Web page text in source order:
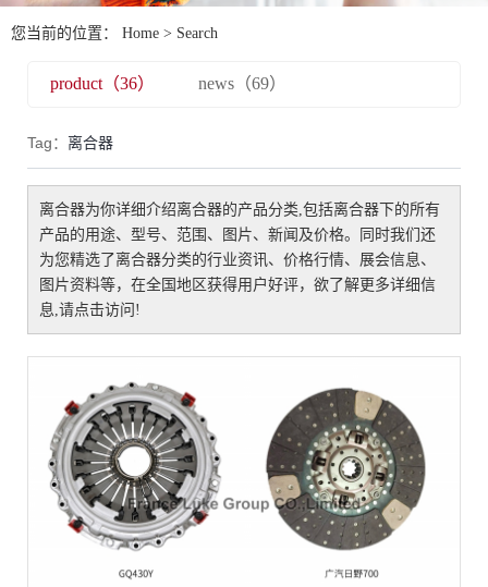
您当前的位置： Home> Search
product（36） news（69）
Tag： 离合器
离合器为你详细介绍离合器的产品分类,包括离合器下的所有
产品的用途、型号、范围、图片、新闻及价格。同时我们还
为您精选了 离合器分类的行业资讯、价格行情、展会信息、
图片资料等，在全国地区获得用户好评，欲了解更多详细信
息,请点击访问!